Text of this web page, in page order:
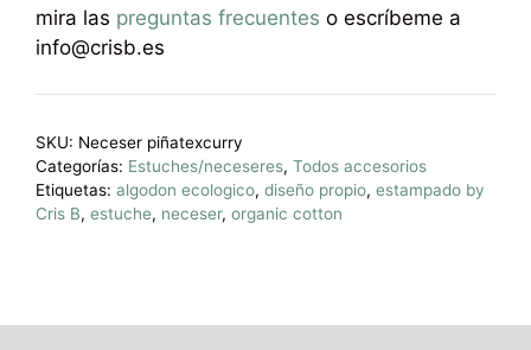
mira las preguntas frecuentes o escríbeme a
info@crisb.es
SKU: Neceser piñatexcurry
Categorías: Estuches/neceseres, Todos accesorios
Etiquetas: algodon ecologico, diseño propio, estampado by
Cris B, estuche, neceser, organic cotton